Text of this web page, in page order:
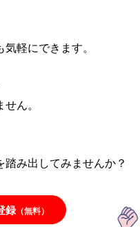
軽にできます。
ん。
み出してみませんか？
録（無料）